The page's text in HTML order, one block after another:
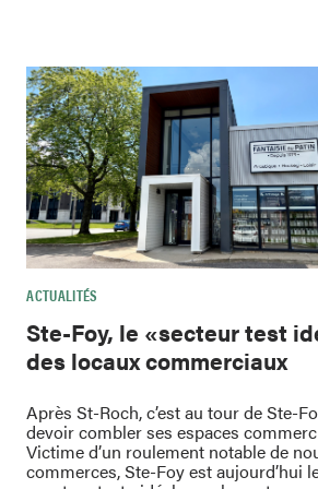
ACTUALITÉS
Ste-Foy, le «secteur test
des locaux commerciaux
Après St-Roch, c’est au tour de Ste-
devoir combler ses espaces
Victime d’un roulement notable de
commerces, Ste-Foy est aujourd’hui